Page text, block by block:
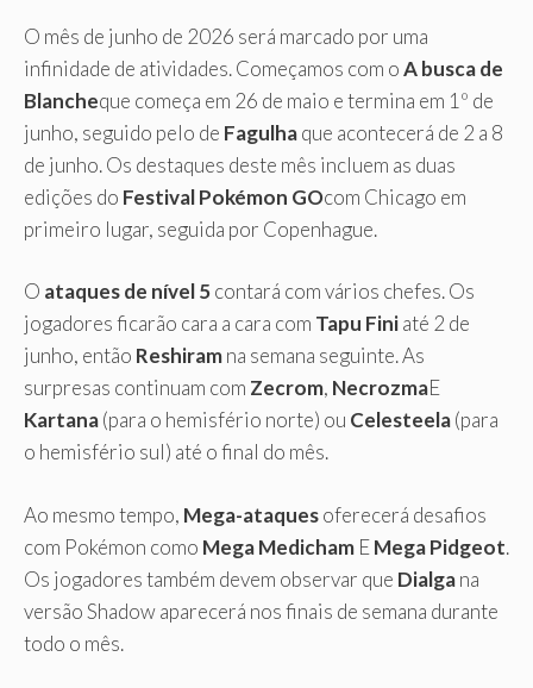
O mês de junho de 2026 será marcado por uma
infinidade de atividades. Começamos com oA busca de
Blancheque começa em 26 de maio e termina em 1º de
junho, seguido pelo de Fagulhaque acontecerá de 2 a 8
de junho. Os destaques deste mês incluem as duas
edições do Festival Pokémon GOcom Chicago em
primeiro lugar, seguida por Copenhague.
O ataques de nível 5contará com vários chefes. Os
jogadores ficarão cara a cara com Tapu Finiaté 2 de
junho, então Reshiramna semana seguinte. As
surpresas continuam com Zecrom, NecrozmaE
Kartana(para o hemisfério norte) ou Celesteela(para
o hemisfério sul) até o final do mês.
Ao mesmo tempo, Mega-ataquesoferecerá desafios
com Pokémon como Mega Medicham EMega Pidgeot.
Os jogadores também devem observar que Dialgana
versão Shadow aparecerá nos finais de semana durante
todo o mês.